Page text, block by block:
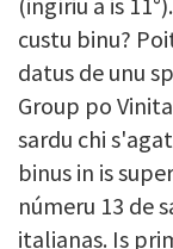
custu binu?
datus de unu
Group po
sardu chi
binus in is
númeru 13 de
italianas. Is